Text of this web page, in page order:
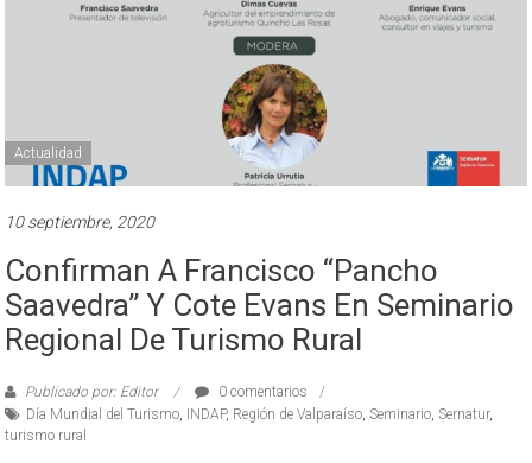
Actualidad
10 septiembre, 2020
Confirman A Francisco “Pancho
Saavedra” Y Cote Evans En Seminario
Regional De Turismo Rural
Publicado por: Editor
0 comentarios
Día Mundial del Turismo, INDAP, Región de Valparaíso,Seminario,Sernatur,
turismo rural